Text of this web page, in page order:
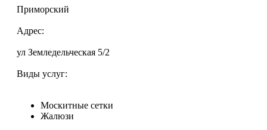
Приморский
Адрес:
ул Земледельческая 5/2
Виды услуг:
Москитные сетки
Жалюзи